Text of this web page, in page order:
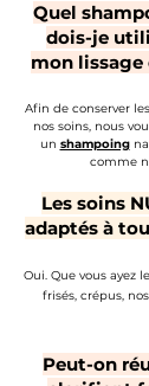
Quel
dois-je
mon
Afin de conserver
nos soins, nous
un shampoing
comme
Les soins
adaptés à
Oui. Que vous ayez
frisés, crépus,
Peut-on